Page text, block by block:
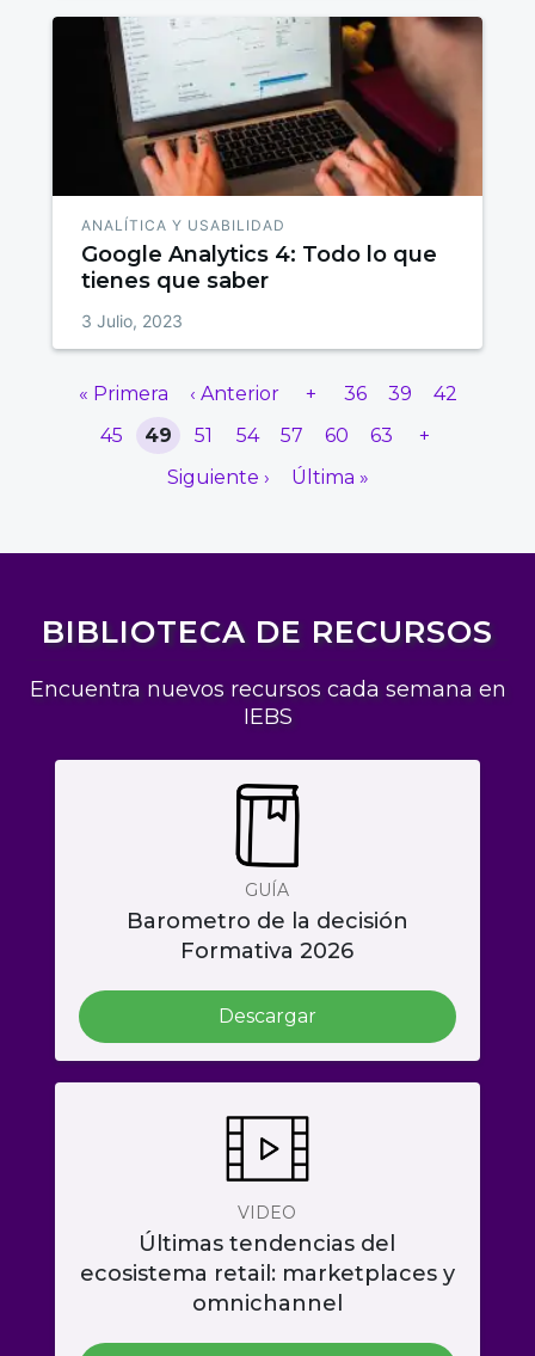
ANALÍTICA Y USABILIDAD
Google Analytics 4: Todo lo que
tienes que saber
3 Julio, 2023
« Primera ‹ Anterior + 36 39
42
45
49 51 54 57 60 63
+
Siguiente ›
Última »
BIBLIOTECA DE RECURSOS
Encuentra nuevos recursos cada semana en
IEBS
GUÍA
Barometro de la decisión
Formativa 2026
Descargar
VIDEO
Últimas tendencias del
ecosistema retail: marketplaces y
omnichannel